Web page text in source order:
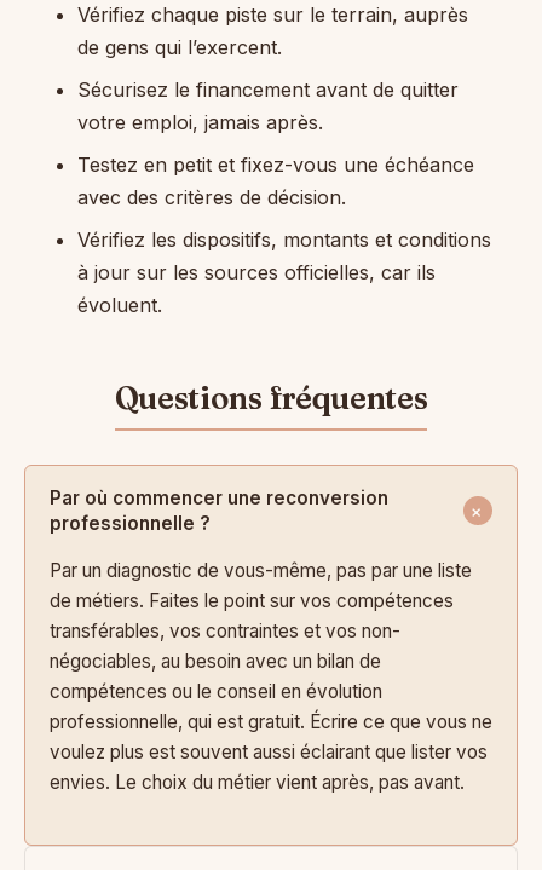
Vérifiez chaque piste sur le terrain, auprès
de gens qui l’exercent.
Sécurisez le financement avant de quitter
votre emploi, jamais après.
Testez en petit et fixez-vous une échéance
avec des critères de décision.
Vérifiez les dispositifs, montants et conditions
à jour sur les sources officielles, car ils
évoluent.
Par où commencer une reconversion
professionnelle ?
Par un diagnostic de vous-même, pas par une liste
de métiers. Faites le point sur vos compétences
transférables, vos contraintes et vos non-
négociables, au besoin avec un bilan de
compétences ou le conseil en évolution
professionnelle, qui est gratuit. Écrire ce que vous ne
voulez plus est souvent aussi éclairant que lister vos
envies. Le choix du métier vient après, pas avant.